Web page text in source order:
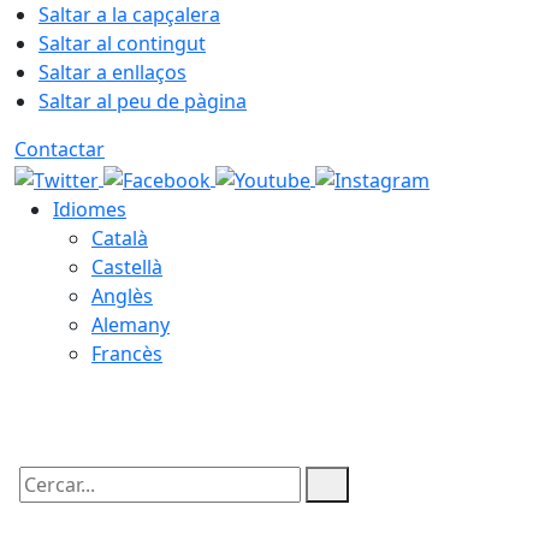
Saltar a la capçalera
Saltar al contingut
Saltar a enllaços
Saltar al peu de pàgina
Contactar
Idiomes
Català
Castellà
Anglès
Alemany
Francès
Cercar: